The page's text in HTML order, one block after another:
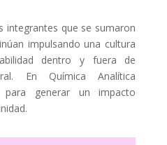
integrantes que se sumaron
impulsando una cultura
dentro y fuera de
En Química Analítica
para generar un impacto